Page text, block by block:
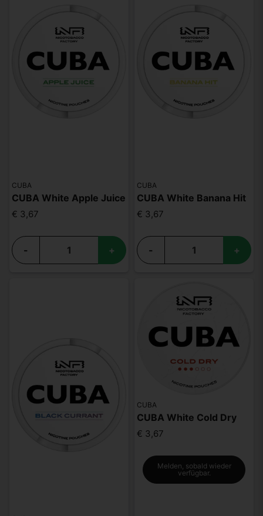
CUBA
CUBA White Apple Juice
€ 3,67
- +
CUBA
CUBA White Banana Hit
€ 3,67
- +
CUBA
CUBA White Cold Dry
€ 3,67
Melden, sobald wieder
verfügbar.